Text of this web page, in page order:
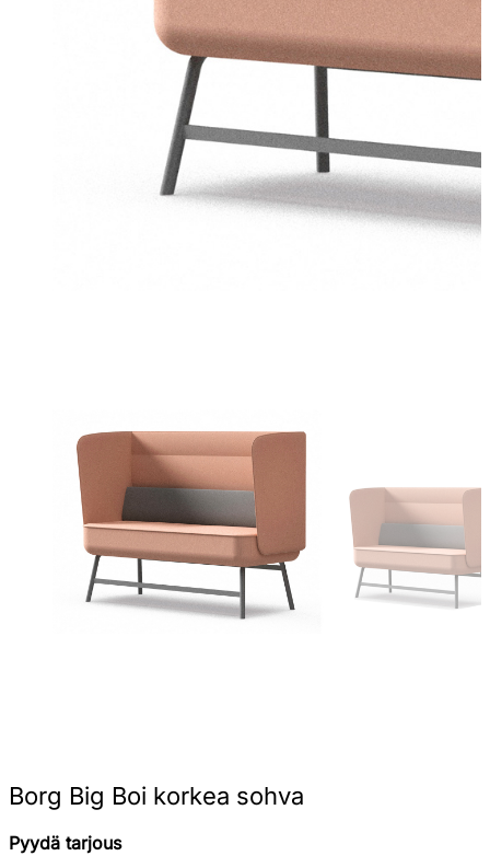
Borg Big Boi korkea sohva
Pyydä tarjous